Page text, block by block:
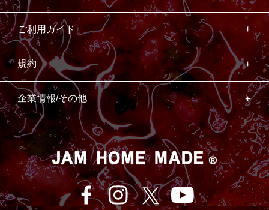
ご利用ガイド
規約
企業情報/その他